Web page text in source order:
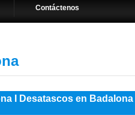
Contáctenos
I Desatascos en Badalona